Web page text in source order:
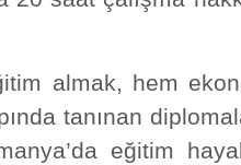
almak, hem
tanınan
eğitim